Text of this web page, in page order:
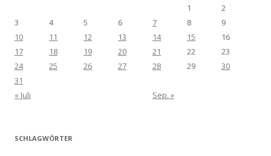
1
2
3
4 5 6 7 8
9
10
11 12 13 14 15
16
17
18 19 20 21 22
23
24
25 26 27 28 29
30
31
« Juli
Sep. »
SCHLAGWÖRTER